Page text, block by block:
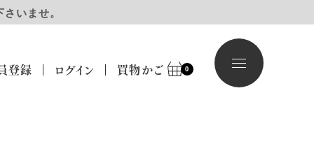
いませ。
登録 ログイン 買物かご 0